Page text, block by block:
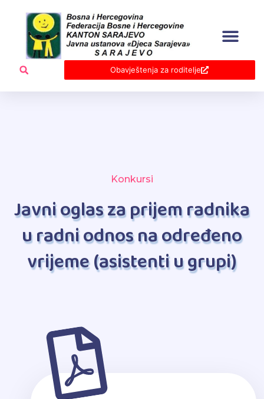
content
Obavještenja za roditelje
Konkursi
Javni oglas za prijem radnika
u radni odnos na određeno
vrijeme (asistenti u grupi)